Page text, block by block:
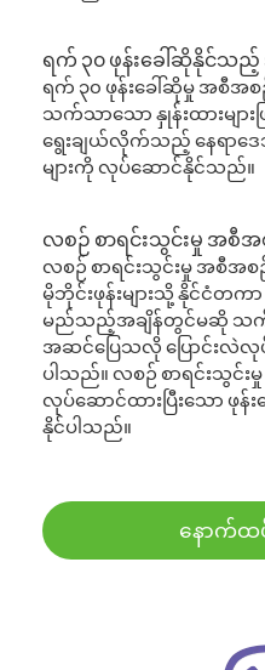
ရက် ၃၀ ဖုန်းခေါ်ဆိုနိုင်သည့်
ရက် ၃၀ ဖုန်းခေါ်ဆိုမှု အစီအ
သက်သာသော နှုန်းထားမျာ
ရွေးချယ်လိုက်သည့် နေရာဒ
များကို လုပ်ဆောင်နိုင်သည်။
လစဉ် စာရင်းသွင်းမှု အစီအစ
လစဉ် စာရင်းသွင်းမှု အစီအစ
မိုဘိုင်းဖုန်းများသို့ နိုင်ငံတကာ
မည်သည့်အချိန်တွင်မဆို သက်
အဆင်ပြေသလို ပြောင်းလဲ
ပါသည်။ လစဉ် စာရင်းသွင်
လုပ်ဆောင်ထားပြီးသော ဖုန်
နိုင်ပါသည်။
နောက်ထပ်